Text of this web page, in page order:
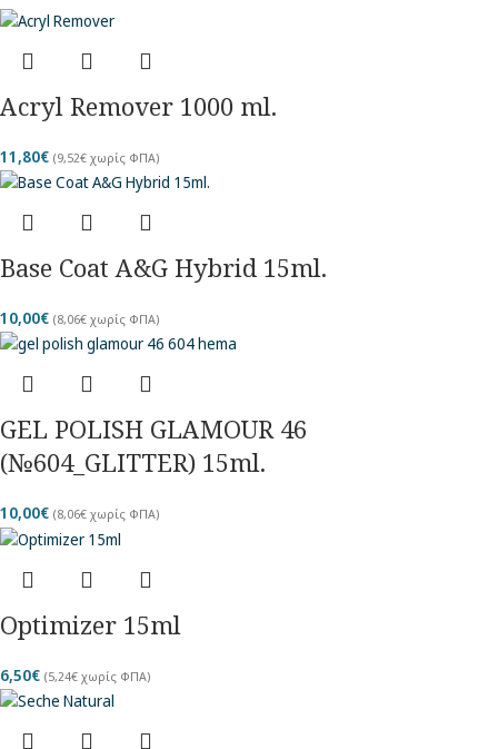
Acryl Remover 1000 ml.
11,80€ (9,52€ χωρίς ΦΠΑ)
Base Coat A&G Hybrid 15ml.
10,00€ (8,06€ χωρίς ΦΠΑ)
GEL POLISH GLAMOUR 46
(№604_GLITTER) 15ml.
10,00€ (8,06€ χωρίς ΦΠΑ)
Optimizer 15ml
6,50€ (5,24€ χωρίς ΦΠΑ)